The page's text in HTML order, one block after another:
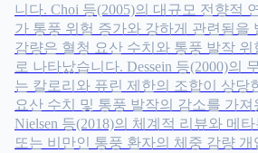
니다. Choi 등(2005)의 대규모 전향적
가 통풍 위험 증가와 강하게 관련됨을
감량은 혈청 요산 수치와 통풍 발작
로 나타났습니다. Dessein 등(2000)의
는 칼로리와 퓨린 제한의 조합이 상당
요산 수치 및 통풍 발작의 감소를 가져
Nielsen 등(2018)의 체계적 리뷰와 메
또는 비만인 통풍 환자의 체중 감량 개